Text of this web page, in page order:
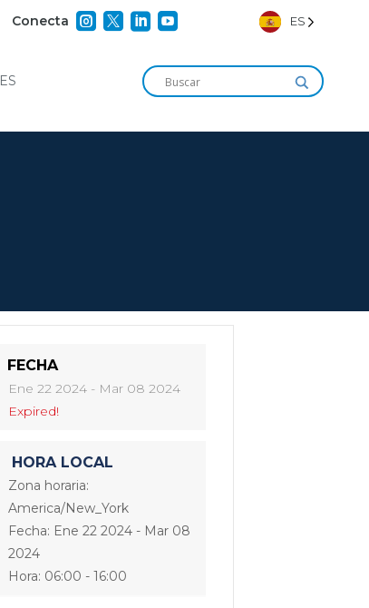
Conecta     ES
FECHA
Ene 22 2024 - Mar 08 2024
Expired!
HORA LOCAL
Zona horaria:
America/New_York
Fecha: Ene 22 2024 - Mar 08
2024
Hora: 06:00 - 16:00